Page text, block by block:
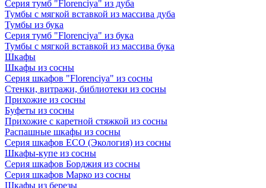
Серия тумб "Florenciya" из дуба
Тумбы с мягкой вставкой из массива дуба
Тумбы из бука
Серия тумб "Florenciya" из бука
Тумбы с мягкой вставкой из массива бука
Шкафы
Шкафы из сосны
Серия шкафов "Florenciya" из сосны
Стенки, витражи, библиотеки из сосны
Прихожие из сосны
Буфеты из сосны
Прихожие с каретной стяжкой из сосны
Распашные шкафы из сосны
Серия шкафов ECO (Экология) из сосны
Шкафы-купе из сосны
Серия шкафов Борджия из сосны
Серия шкафов Марко из сосны
Шкафы из березы